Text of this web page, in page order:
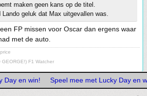
maken geen kans op de titel.
Lando geluk dat Max uitgevallen was.
FP missen voor Oscar dan ergens waar
met de auto.
GEORGE!) F1 Watcher
Day en win! Speel mee met Lucky Day en